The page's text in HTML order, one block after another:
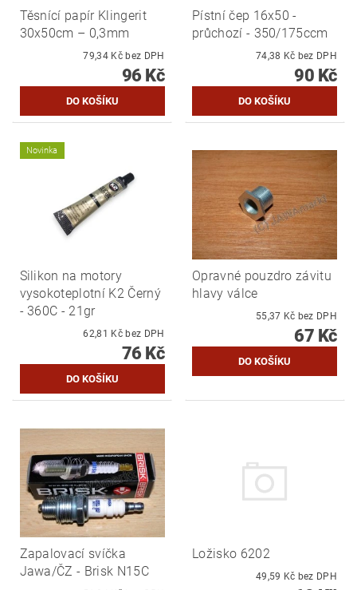
Těsnící papír Klingerit
30x50cm – 0,3mm
79,34 Kč bez DPH
96 Kč
Pístní čep 16x50 -
průchozí - 350/175ccm
74,38 Kč bez DPH
90 Kč
Novinka
Silikon na motory
vysokoteplotní K2 Černý
- 360C - 21gr
62,81 Kč bez DPH
76 Kč
Opravné pouzdro závitu
hlavy válce
55,37 Kč bez DPH
67 Kč
Zapalovací svíčka
Jawa/ČZ - Brisk N15C
Ložisko 6202
49,59 Kč bez DPH